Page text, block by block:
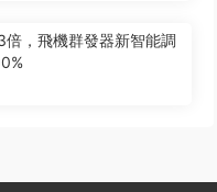
倍，飛機群發器新智能調